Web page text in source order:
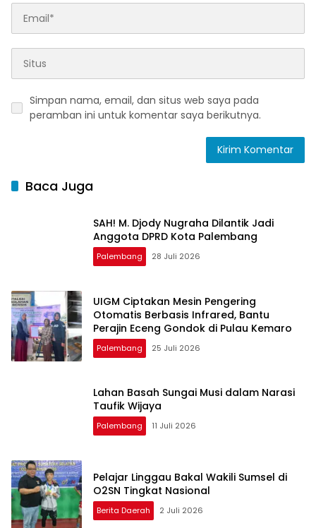
Simpan nama, email, dan situs web saya pada
peramban ini untuk komentar saya berikutnya.
Baca Juga
SAH! M. Djody Nugraha Dilantik Jadi
Anggota DPRD Kota Palembang
Palembang 28 Juli 2026
UIGM Ciptakan Mesin Pengering
Otomatis Berbasis Infrared, Bantu
Perajin Eceng Gondok di Pulau Kemaro
Palembang 25 Juli 2026
Lahan Basah Sungai Musi dalam Narasi
Taufik Wijaya
Palembang 11 Juli 2026
Pelajar Linggau Bakal Wakili Sumsel di
O2SN Tingkat Nasional
Berita Daerah 2 Juli 2026